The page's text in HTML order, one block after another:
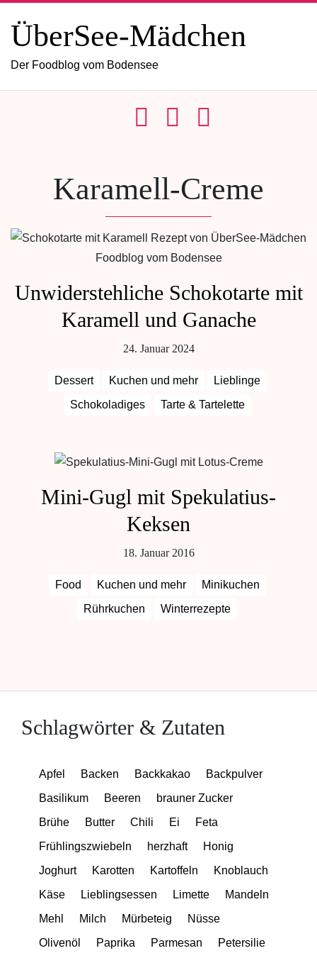
ÜberSee-Mädchen
Der Foodblog vom Bodensee
Karamell-Creme
Unwiderstehliche Schokotarte mit
Karamell und Ganache
24. Januar 2024
Dessert Kuchen und mehr
Lieblinge
Schokoladiges
Tarte & Tartelette
Mini-Gugl mit Spekulatius-
Keksen
18. Januar 2016
Food Kuchen und mehr
Minikuchen
Rührkuchen
Winterrezepte
Schlagwörter & Zutaten
Apfel Backen Backkakao
Backpulver
Basilikum
Beeren
brauner Zucker
Brühe
Butter Chili Ei
Feta
Frühlingszwiebeln
herzhaft
Honig
Joghurt
Karotten Kartoffeln
Knoblauch
Käse
Lieblingsessen Limette
Mandeln
Mehl
Milch Mürbeteig
Nüsse
Olivenöl
Paprika Parmesan Petersilie